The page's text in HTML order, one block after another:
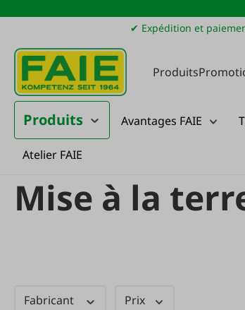
au contenu principal
Passer à la recherche
Passer à la navigation principale
✔ Expédition et
Produits
Produits Avantages FAIE
Atelier FAIE
Produits Clôture de pâturage
Mise à la
Fabricant Prix